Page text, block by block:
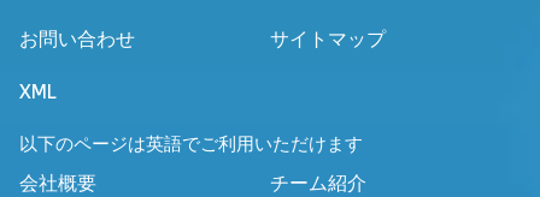
お問い合わせ サイトマップ
XML
以下のページは英語でご利用いただけます
会社概要
チーム紹介